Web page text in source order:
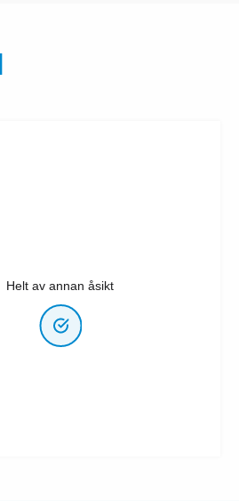
Helt av annan åsikt